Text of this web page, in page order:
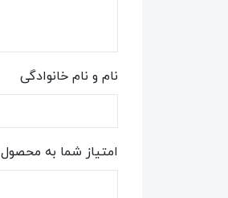
نام و نام خانوادگی
امتیاز شما به محصول